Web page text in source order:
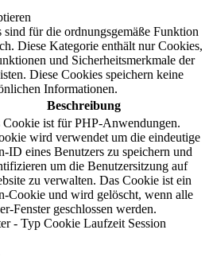
für die ordnungsgemäße Funktion
Diese Kategorie enthält nur Cookies,
und Sicherheitsmerkmale der
Diese Cookies speichern keine
Informationen.
Beschreibung
Cookie ist für PHP-Anwendungen.
wird verwendet um die eindeutige
ID eines Benutzers zu speichern und
um die Benutzersitzung auf
zu verwalten. Das Cookie ist ein
Cookie und wird gelöscht, wenn alle
Fenster geschlossen werden.
- Typ Cookie Laufzeit Session